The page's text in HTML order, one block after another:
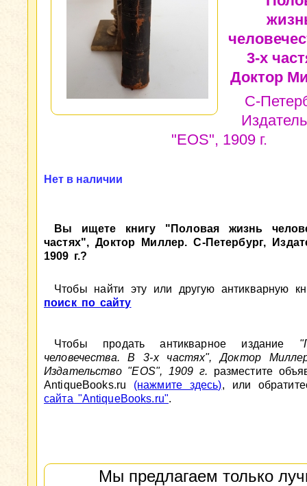
3-х
Доктор
С-
"EOS", 1909 г.
Нет в наличии
Вы ищете книгу "Половая жизнь
частях", Доктор Миллер. С-Петербург,
1909 г.?
Чтобы найти эту или другую антикварную
поиск по сайту
Чтобы продать антикварное издание
человечества. В 3-х частях", Доктор
Издательство "EOS", 1909 г. разместите
AntiqueBooks.ru (нажмите здесь), или
сайта "AntiqueBooks.ru".
Мы предлагаем только